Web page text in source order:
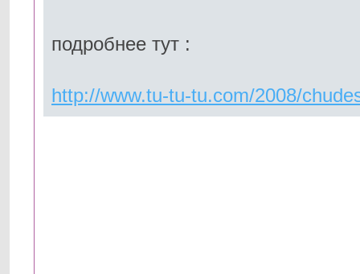
подробнее тут :
http://www.tu-tu-tu.com/2008/